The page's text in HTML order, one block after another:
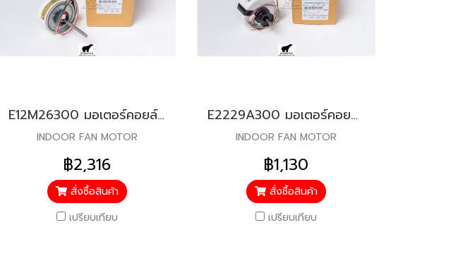
E12M26300 มอเตอร์คอยล์เย็น สำหรับแอร์มิตซู รุ่น MS-GS18, MS-GS24, MSY-GP24
INDOOR FAN MOTOR
฿2,316
สั่งซื้อสินค้า
เปรียบเทียบ
E2229A300 มอเตอร์คอยล์เย็น สำหรับแอร์มิตซู รุ่น MS-JR13,MSZ-GR22,35
INDOOR FAN MOTOR
฿1,130
สั่งซื้อสินค้า
เปรียบเทียบ